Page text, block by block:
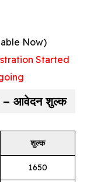
Now)
Started
आवेदन शुल्क
शुल्क
₹1650